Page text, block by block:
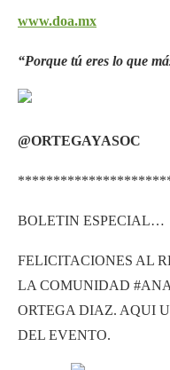
www.doa.mx
“Porque tú eres lo que
@ORTEGAYASOC
BOLETIN ESPECIAL…
FELICITACIONES AL
LA COMUNIDAD
ORTEGA DIAZ. AQUI
DEL EVENTO.